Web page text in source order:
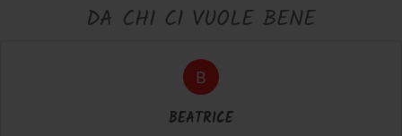
DA CHI CI VUOLE BENE
B
BEATRICE